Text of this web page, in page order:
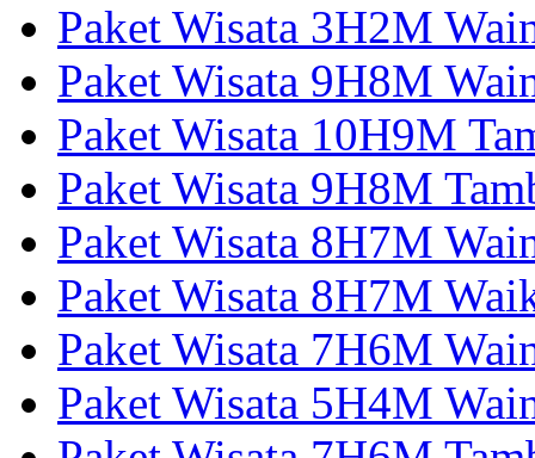
Paket Wisata 3H2M
Paket Wisata 9H8M
Paket Wisata 10H9M
Paket Wisata 9H8M
Paket Wisata 8H7M
Paket Wisata 8H7M
Paket Wisata 7H6M
Paket Wisata 5H4M